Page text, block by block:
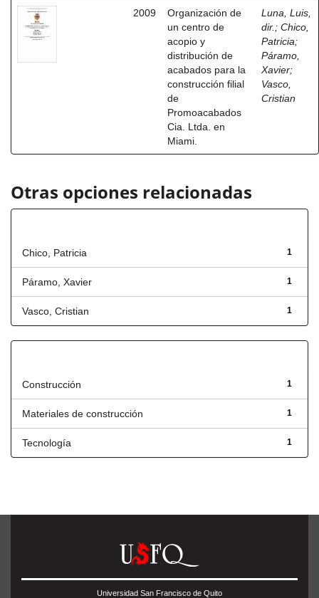
2009
Organización de
un centro de
acopio y
distribución de
acabados para la
construcción filial
de
Promoacabados
Cia. Ltda. en
Miami.
Luna, Luis,
dir. ; Chico,
Patricia;
Páramo,
Xavier;
Vasco,
Cristian
Otras opciones relacionadas
1
Chico, Patricia
1
Páramo, Xavier
1
Vasco, Cristian
1
Construcción
1
Materiales de construcción
1
Tecnología
Universidad San Francisco de Quito